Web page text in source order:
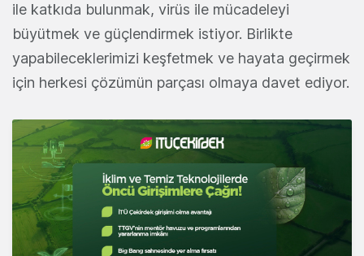
ile katkıda bulunmak, virüs ile mücadeleyi
büyütmek ve güçlendirmek istiyor. Birlikte
yapabileceklerimizi keşfetmek ve hayata geçirmek
için herkesi çözümün parçası olmaya davet ediyor.